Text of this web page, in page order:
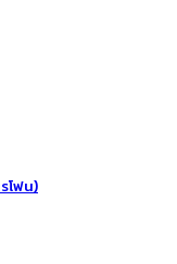
โฟน)